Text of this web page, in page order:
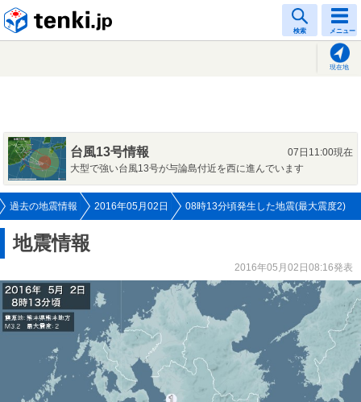
検索 メニュー
現在地
台風13号情報
07日11:00現在
大型で強い台風13号が与論島付近を西に進んでいます
過去の地震情報 2016年05月02日 08時13分頃発生した地震(最大震度2)
地震情報
2016年05月02日08:16発表